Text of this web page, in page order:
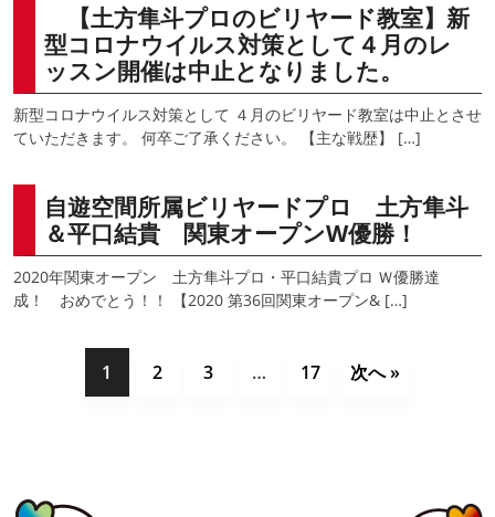
【土方隼斗プロのビリヤード教室】新
型コロナウイルス対策として４月のレ
ッスン開催は中止となりました。
新型コロナウイルス対策として ４月のビリヤード教室は中止とさせ
ていただきます。 何卒ご了承ください。 【主な戦歴】 […]
自遊空間所属ビリヤードプロ 土方隼斗
＆平口結貴 関東オープンW優勝！
2020年関東オープン 土方隼斗プロ・平口結貴プロ Ｗ優勝達
成！ おめでとう！！ 【2020 第36回関東オープン& […]
1 2 3 … 17 次へ »